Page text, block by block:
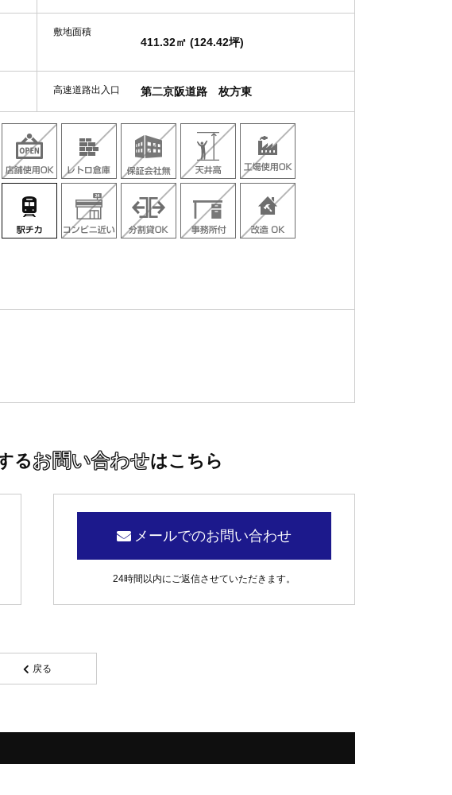
敷地面積
411.32㎡ (124.42坪)
高速道路出入口 第二京阪道路 枚方東
るお問い合わせはこちら
メールでのお問い合わせ
24時間以内にご返信させていただきます。
戻る